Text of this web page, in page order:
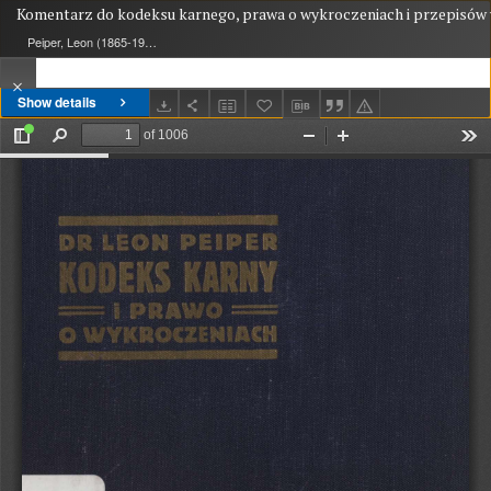
Show details
Komentarz do kodeksu karnego, prawa o wykroczeniach i
Peiper, Leon (1865-1942)